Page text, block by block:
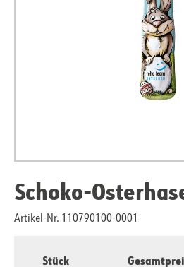
Schoko-
Artikel-Nr. 110790100-0001
Stück